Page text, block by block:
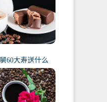
60大寿送什么
60岁十大最佳
榜）